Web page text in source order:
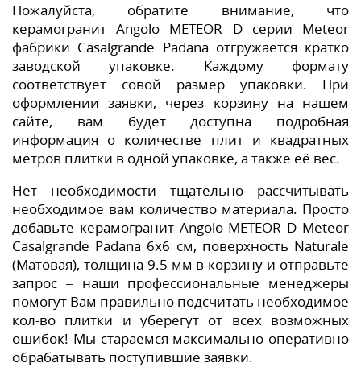
Пожалуйста, обратите внимание, что
керамогранит Angolo METEOR D серии Meteor
фабрики Casalgrande Padana отгружается кратко
заводской упаковке. Каждому формату
соответствует совой размер упаковки. При
оформлении заявки, через корзину на нашем
сайте, вам будет доступна подробная
информация о количестве плит и квадратных
метров плитки в одной упаковке, а также её вес.
Нет необходимости тщательно рассчитывать
необходимое вам количество материала. Просто
добавьте керамогранит Angolo METEOR D Meteor
Casalgrande Padana 6x6 см, поверхность Naturale
(Матовая), толщина 9.5 мм в корзину и отправьте
запрос – наши профессиональные менеджеры
помогут Вам правильно подсчитать необходимое
кол-во плитки и уберегут от всех возможных
ошибок! Мы стараемся максимально оперативно
обрабатывать поступившие заявки.